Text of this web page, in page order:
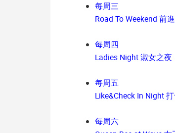
每周三
Road To Weekend 前
每周四
Ladies Night 淑女之
每周五
Like&Check In Night
每周六